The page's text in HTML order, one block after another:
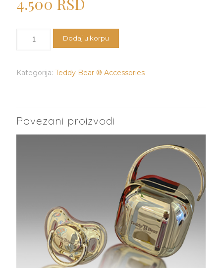
4.500 RSD
Bear
termos
Dodaj u korpu
Kategorija: Teddy Bear ® Accessories
Povezani proizvodi